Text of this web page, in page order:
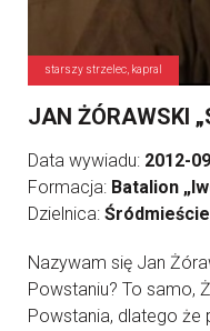
starszy strzelec, kapral
JAN ŻÓRAWSKI
Data wywiadu: 2012-
Formacja: Batalion
Dzielnica:
Nazywam się Jan
Powstaniu? To samo,
Powstania, dlatego że